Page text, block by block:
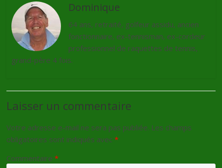
Dominique
64 ans, retraité, golfeur assidu, ancien
fonctionnaire, ex-tennisman, ex-cordeur
professionnel de raquettes de tennis,
grand-père 4 fois.
Laisser un commentaire
Votre adresse e-mail ne sera pas publiée. Les champs
obligatoires sont indiqués avec*
Commentaire*